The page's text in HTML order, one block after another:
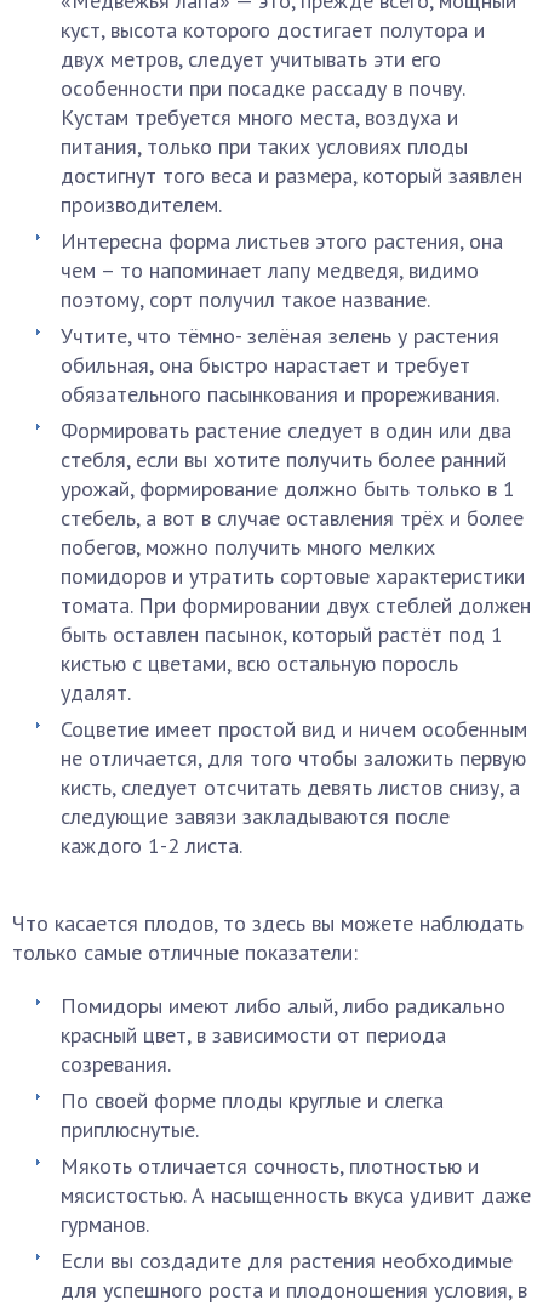
куст, высота которого достигает полутора и
двух метров, следует учитывать эти его
особенности при посадке рассаду в почву.
Кустам требуется много места, воздуха и
питания, только при таких условиях плоды
достигнут того веса и размера, который заявлен
производителем.
Интересна форма листьев этого растения, она
чем – то напоминает лапу медведя, видимо
поэтому, сорт получил такое название.
Учтите, что тёмно- зелёная зелень у растения
обильная, она быстро нарастает и требует
обязательного пасынкования и прореживания.
Формировать растение следует в один или два
стебля, если вы хотите получить более ранний
урожай, формирование должно быть только в 1
стебель, а вот в случае оставления трёх и более
побегов, можно получить много мелких
помидоров и утратить сортовые характеристики
томата. При формировании двух стеблей должен
быть оставлен пасынок, который растёт под 1
кистью с цветами, всю остальную поросль
удалят.
Соцветие имеет простой вид и ничем особенным
не отличается, для того чтобы заложить первую
кисть, следует отсчитать девять листов снизу, а
следующие завязи закладываются после
каждого 1-2 листа.
Что касается плодов, то здесь вы можете наблюдать
только самые отличные показатели:
Помидоры имеют либо алый, либо радикально
красный цвет, в зависимости от периода
созревания.
По своей форме плоды круглые и слегка
приплюснутые.
Мякоть отличается сочность, плотностью и
мясистостью. А насыщенность вкуса удивит даже
гурманов.
Если вы создадите для растения необходимые
для успешного роста и плодоношения условия, в